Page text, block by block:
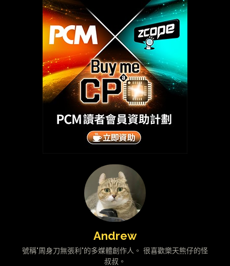
Andrew
號稱"周身刀無張利"的多媒體創作人。 很喜歡樂天熊仔的怪
叔叔。